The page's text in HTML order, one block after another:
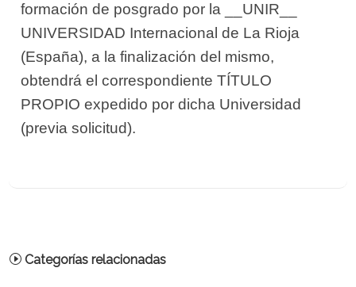
formación de posgrado por la __UNIR__
UNIVERSIDAD Internacional de La Rioja
(España), a la finalización del mismo,
obtendrá el correspondiente TÍTULO
PROPIO expedido por dicha Universidad
(previa solicitud).
Categorías relacionadas